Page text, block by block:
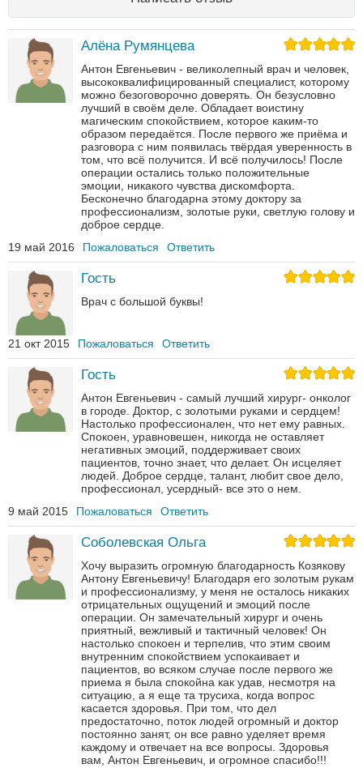
Алёна Румянцева
Антон Евгеньевич - великолепный врач и человек,
высококвалифицированный специалист, которому
можно безоговорочно доверять. Он безусловно
лучший в своём деле. Обладает воистину
магическим спокойствием, которое каким-то
образом передаётся. После первого же приёма и
разговора с ним появилась твёрдая уверенность в
том, что всё получится. И всё получилось! После
операции остались только положительные
эмоции, никакого чувства дискомфорта.
Бесконечно благодарна этому доктору за
профессионализм, золотые руки, светлую голову и
доброе сердце.
19 май 2016
Пожаловаться Ответить
Гость
Врач с большой буквы!
21 окт 2015 Пожаловаться Ответить
Гость
Антон Евгеньевич - самый лучший хирург- онколог
в городе. Доктор, с золотыми руками и сердцем!
Настолько профессионален, что нет ему равных.
Спокоен, уравновешен, никогда не оставляет
негативных эмоций, поддерживает своих
пациентов, точно знает, что делает. Он исцеляет
людей. Доброе сердце, талант, любит свое дело,
профессионал, усердный- все это о нем.
9 май 2015
Пожаловаться Ответить
Соболевская Ольга
Хочу выразить огромную благодарность Козякову
Антону Евгеньевичу! Благодаря его золотым рукам
и профессионализму, у меня не осталось никаких
отрицательных ощущений и эмоций после
операции. Он замечательный хирург и очень
приятный, вежливый и тактичный человек! Он
настолько спокоен и терпелив, что этим своим
внутренним спокойствием успокаивает и
пациентов, во всяком случае после первого же
приема я была спокойна как удав, несмотря на
ситуацию, а я еще та трусиха, когда вопрос
касается здоровья. При том, что дел
предостаточно, поток людей огромный и доктор
постоянно занят, он все равно уделяет время
каждому и отвечает на все вопросы. Здоровья
вам, Антон Евгеньевич, и огромное спасибо!!!